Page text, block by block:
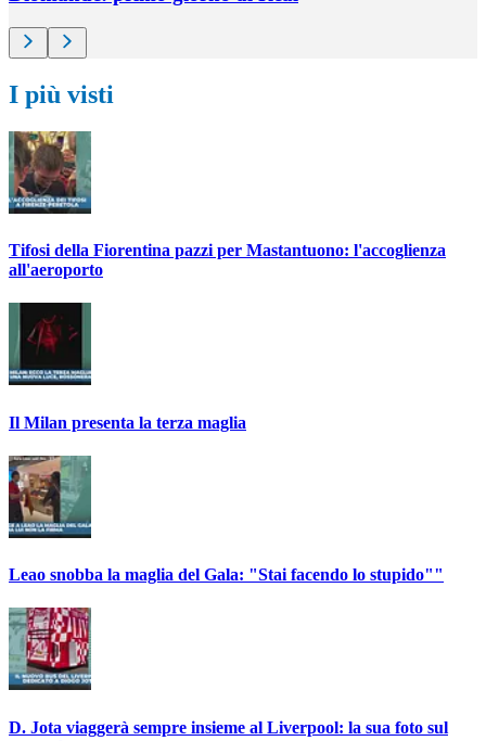
I più visti
Tifosi della Fiorentina pazzi per Mastantuono: l'accoglienza
all'aeroporto
Il Milan presenta la terza maglia
Leao snobba la maglia del Gala: "Stai facendo lo stupido""
D. Jota viaggerà sempre insieme al Liverpool: la sua foto sul